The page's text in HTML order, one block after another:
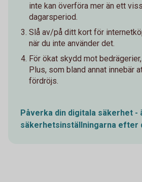
inte kan överföra mer än ett
dagarsperiod.
Slå av/på ditt kort för
när du inte använder det.
För ökat skydd mot
Plus, som bland annat innebär
fördröjs.
Påverka din digitala säkerhet -
säkerhetsinställningarna efter